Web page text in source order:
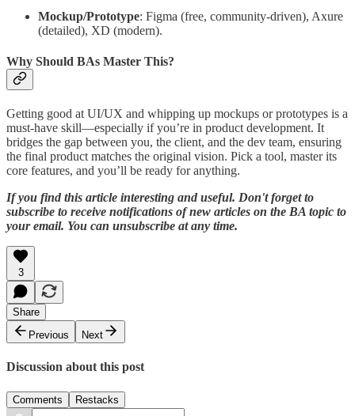
Mockup/Prototype: Figma (free, community-driven), Axure
(detailed), XD (modern).
Why Should BAs Master This?
Getting good at UI/UX and whipping up mockups or prototypes is a
must-have skill—especially if you’re in product development. It
bridges the gap between you, the client, and the dev team, ensuring
the final product matches the original vision. Pick a tool, master its
core features, and you’ll be ready for anything.
If you find this article interesting and useful. Don't forget to
subscribe to receive notifications of new articles on the BA topic to
your email. You can unsubscribe at any time.
3
Share
Previous
Next
Discussion about this post
Comments Restacks